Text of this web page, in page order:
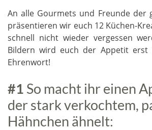
An alle Gourmets und Freunde der
präsentieren wir euch 12 Küchen-
schnell nicht wieder vergessen
Bildern wird euch der Appetit erst
Ehrenwort!
#1 So macht ihr einen
der stark verkochtem,
Hähnchen ähnelt: